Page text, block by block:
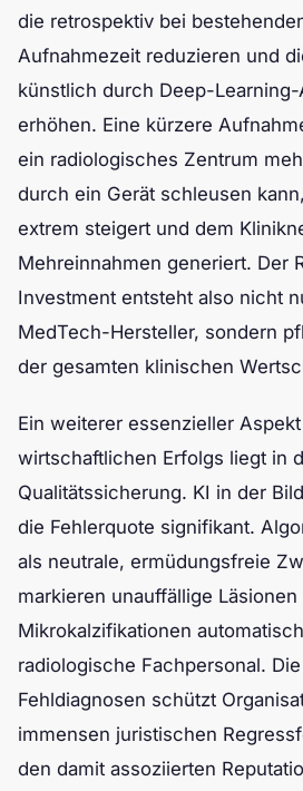
die retrospektiv bei
Aufnahmezeit reduzieren und
künstlich durch Deep-
erhöhen. Eine kürzere
ein radiologisches Zentrum
durch ein Gerät schleusen
extrem steigert und dem
Mehreinnahmen generiert. Der
Investment entsteht also nicht
MedTech-Hersteller, sondern
der gesamten klinischen
Ein weiterer essenzieller
wirtschaftlichen Erfolgs liegt in
Qualitätssicherung. KI in der
die Fehlerquote signifikant.
als neutrale, ermüdungsfreie
markieren unauffällige Läsionen
Mikrokalzifikationen
radiologische Fachpersonal.
Fehldiagnosen schützt
immensen juristischen
den damit assoziierten